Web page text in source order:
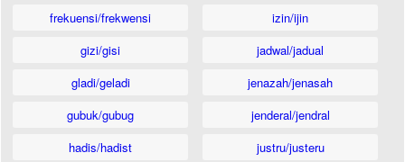
frekuensi/frekwensi
gizi/gisi
gladi/geladi
gubuk/gubug
hadis/hadist
izin/ijin
jadwal/jadual
jenazah/jenasah
jenderal/jendral
justru/justeru